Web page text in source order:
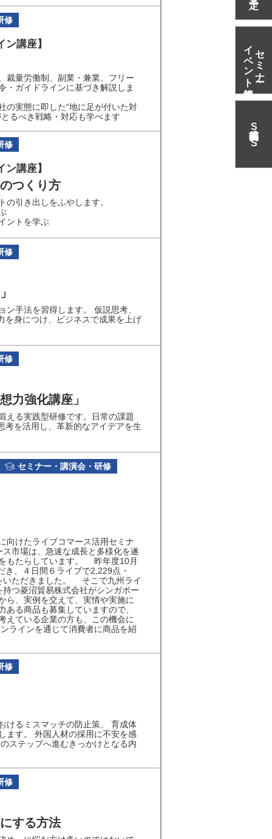
セミナー・
イベント情報
S
N
S
修
講座】
裁量労働制、副業・兼業、フリー
・ガイドラインに基づき解説しま
の実態に即した“地に足が付いた対
るべき戦略・対応も学べます
修
講座】
つくり方
引き出しをふやします。
ントを学ぶ
修
手法を習得します。 仮説思考、
を身につけ、ビジネスで成果を上げ
修
力強化講座」
える実践型研修です。日常の課題
考を活用し、革新的なアイデアを生
セミナー・講演会・研修
向けたライブコマース活用セミナ
市場は、急速な成長と多様化を遂
もたらしています。 昨年度10月
、４日間６ライブで2,229点・
いただきました。 そこで九州ライ
つ菱沼貿易株式会社がシンガポー
ら、実例を交えて、実情や実施に
る商品も募集していますので、
えている企業の方も、この機会に
ラインを通じて消費者に商品を紹
修
けるミスマッチの防止策、 育成体
ます。 外国人材の採用に不安を感
ステップへ進むきっかけとなる内
修
する方法